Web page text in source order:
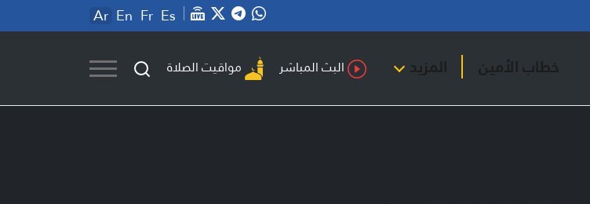
Ar En Fr Es
خطاب الأمين المزيد البث المباشر مواقيت الصلاة